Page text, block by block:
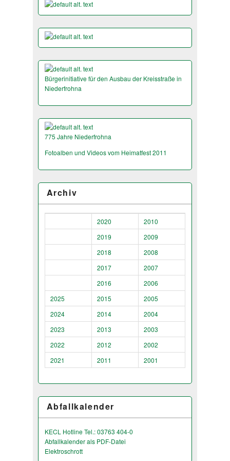
Bürgerinitiative für den Ausbau der Kreisstraße in
Niederfrohna
775 Jahre Niederfrohna
Fotoalben und Videos vom Heimatfest 2011
Archiv
2020
2010
2019
2009
2018
2008
2017
2007
2016
2006
2025
2015
2005
2024
2014
2004
2023
2013
2003
2022
2012
2002
2021
2011 2001
Abfallkalender
KECL Hotline Tel.: 03763 404-0
Abfallkalender als PDF-Datei
Elektroschrott